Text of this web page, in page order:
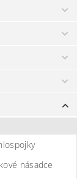
násadce